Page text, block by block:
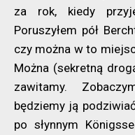
za rok, kiedy
Poruszyłem pół
czy można w to
Można (sekretną
zawitamy.
będziemy ją
po słynnym